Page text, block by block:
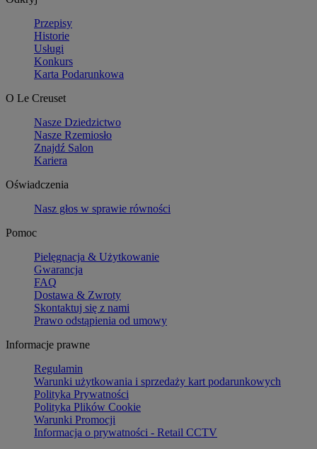
Przepisy
Historie
Usługi
Konkurs
Karta Podarunkowa
O Le Creuset
Nasze Dziedzictwo
Nasze Rzemiosło
Znajdź Salon
Kariera
Oświadczenia
Nasz głos w sprawie równości
Pomoc
Pielęgnacja & Użytkowanie
Gwarancja
FAQ
Dostawa & Zwroty
Skontaktuj się z nami
Prawo odstąpienia od umowy
Informacje prawne
Regulamin
Warunki użytkowania i sprzedaży kart podarunkowych
Polityka Prywatności
Polityka Plików Cookie
Warunki Promocji
Informacja o prywatności - Retail CCTV